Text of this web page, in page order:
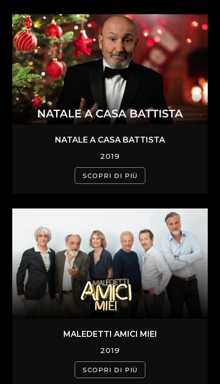
NATALE A CASA BATTISTA
2019
SCOPRI DI PIÙ
MALEDETTI AMICI MIEI
2019
SCOPRI DI PIÙ